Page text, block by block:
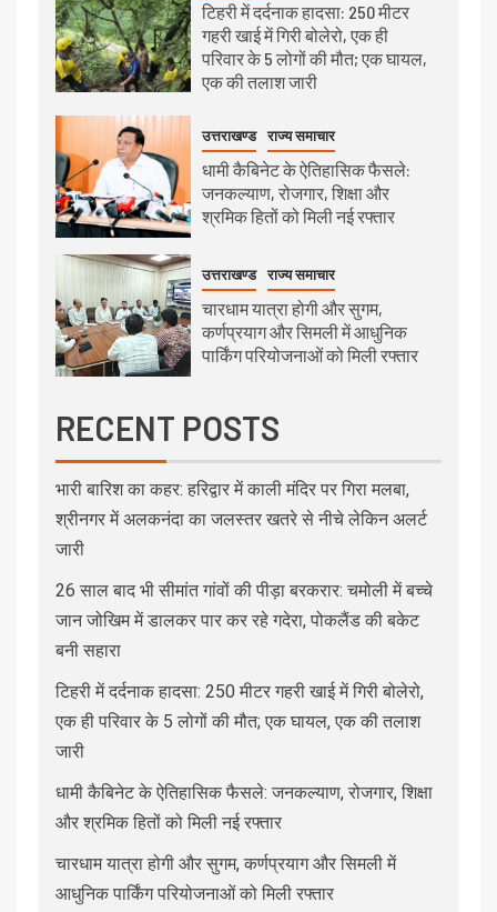
टिहरी में दर्दनाक हादसा: 250 मीटर
गहरी खाई में गिरी बोलेरो, एक ही
परिवार के 5 लोगों की मौत; एक घायल,
एक की तलाश जारी
उत्तराखण्ड राज्य समाचार
धामी कैबिनेट के ऐतिहासिक फैसले:
जनकल्याण, रोजगार, शिक्षा और
श्रमिक हितों को मिली नई रफ्तार
उत्तराखण्ड राज्य समाचार
चारधाम यात्रा होगी और सुगम,
कर्णप्रयाग और सिमली में आधुनिक
पार्किंग परियोजनाओं को मिली रफ्तार
RECENT POSTS
भारी बारिश का कहर: हरिद्वार में काली मंदिर पर गिरा मलबा,
श्रीनगर में अलकनंदा का जलस्तर खतरे से नीचे लेकिन अलर्ट
जारी
26 साल बाद भी सीमांत गांवों की पीड़ा बरकरार: चमोली में बच्चे
जान जोखिम में डालकर पार कर रहे गदेरा, पोकलैंड की बकेट
बनी सहारा
टिहरी में दर्दनाक हादसा: 250 मीटर गहरी खाई में गिरी बोलेरो,
एक ही परिवार के 5 लोगों की मौत; एक घायल, एक की तलाश
जारी
धामी कैबिनेट के ऐतिहासिक फैसले: जनकल्याण, रोजगार, शिक्षा
और श्रमिक हितों को मिली नई रफ्तार
चारधाम यात्रा होगी और सुगम, कर्णप्रयाग और सिमली में
आधुनिक पार्किंग परियोजनाओं को मिली रफ्तार